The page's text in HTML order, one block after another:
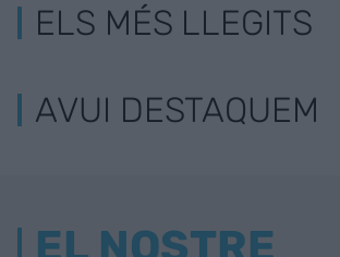
ELS MÉS LLEGITS
AVUI DESTAQUEM
EL NOSTRE